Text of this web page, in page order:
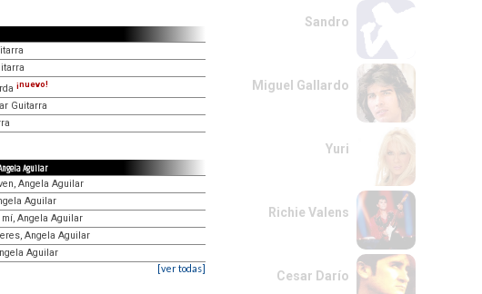
¡nuevo!
Guitarra
Aguilar
Angela Aguilar
Aguilar
Angela Aguilar
Angela Aguilar
Aguilar
[ver todas]
Sandro
Miguel Gallardo
Yuri
Richie Valens
Cesar Darío